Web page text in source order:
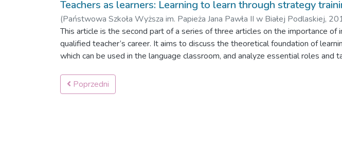
Teachers as learners: Learning to learn through strategy
(Państwowa Szkoła Wyższa im. Papieża Jana Pawła II w Białej Podlaskiej,
This article is the second part of a series of three articles on the importance
qualified teacher’s career. It aims to discuss the theoretical foundation of
which can be used in the language classroom, and analyze essential roles
lifelong learning, the author emphasizes the need for educating ‘strategic’
fully informed, strategy training.
Poprzedni